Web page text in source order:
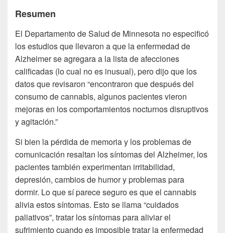
Resumen
El Departamento de Salud de Minnesota no especificó
los estudios que llevaron a que la enfermedad de
Alzheimer se agregara a la lista de afecciones
calificadas (lo cual no es inusual), pero dijo que los
datos que revisaron “encontraron que después del
consumo de cannabis, algunos pacientes vieron
mejoras en los comportamientos nocturnos disruptivos
y agitación.”
Si bien la pérdida de memoria y los problemas de
comunicación resaltan los síntomas del Alzheimer, los
pacientes también experimentan irritabilidad,
depresión, cambios de humor y problemas para
dormir. Lo que sí parece seguro es que el cannabis
alivia estos síntomas. Esto se llama “cuidados
paliativos”, tratar los síntomas para aliviar el
sufrimiento cuando es imposible tratar la enfermedad